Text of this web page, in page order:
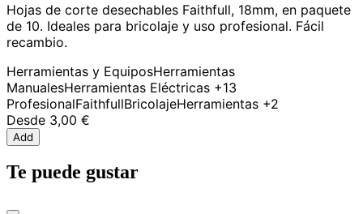
Hojas de corte desechables Faithfull, 18mm, en paquete
de 10. Ideales para bricolaje y uso profesional. Fácil
recambio.
Herramientas y EquiposHerramientas
ManualesHerramientas Eléctricas +13
ProfesionalFaithfullBricolajeHerramientas +2
Desde 3,00 €
Add
Te puede gustar